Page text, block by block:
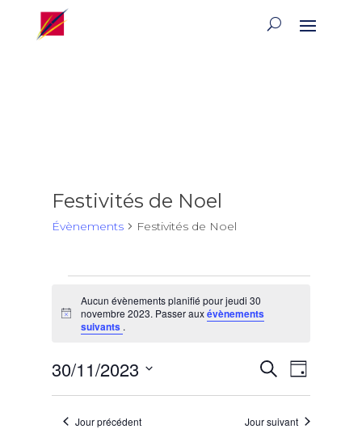
Festivités de Noel
Évènements Festivités de Noel
for
jeudi
novembre
2023
Notice
Aucun évènements planifié pour jeudi 30
novembre 2023. Passer auxévènements
suivants .
de
Recherche
de
vues
Jour
30/11/2023
date.Jour précédent Jour suivant